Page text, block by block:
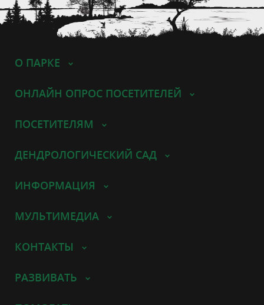
О ПАРКЕ
ОНЛАЙН ОПРОС ПОСЕТИТЕЛЕЙ
ПОСЕТИТЕЛЯМ
ДЕНДРОЛОГИЧЕСКИЙ САД
ИНФОРМАЦИЯ
МУЛЬТИМЕДИА
КОНТАКТЫ
РАЗВИВАТЬ